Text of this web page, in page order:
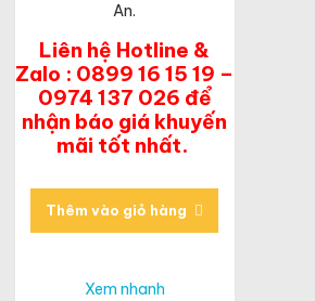
An.
Liên hệ Hotline &
Zalo : 0899 16 15 19 –
0974 137 026 để
nhận báo giá khuyến
mãi tốt nhất.
Thêm vào giỏ hàng
Xem nhanh